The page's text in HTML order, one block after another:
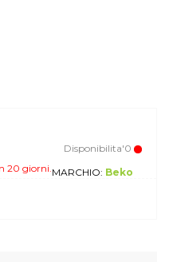
Disponibilita'0
20 giorni.MARCHIO: Beko